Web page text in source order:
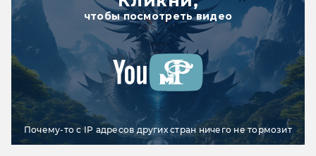
чтобы посмотреть видео
Почему-то с IP адресов других стран ничего не тормозит